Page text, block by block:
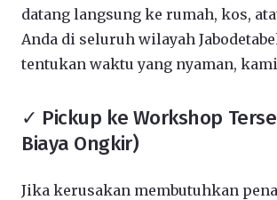
datang langsung ke rumah, kos,
Anda di seluruh wilayah
tentukan waktu yang nyaman,
✓ Pickup ke Workshop
Biaya Ongkir)
Jika kerusakan membutuhkan